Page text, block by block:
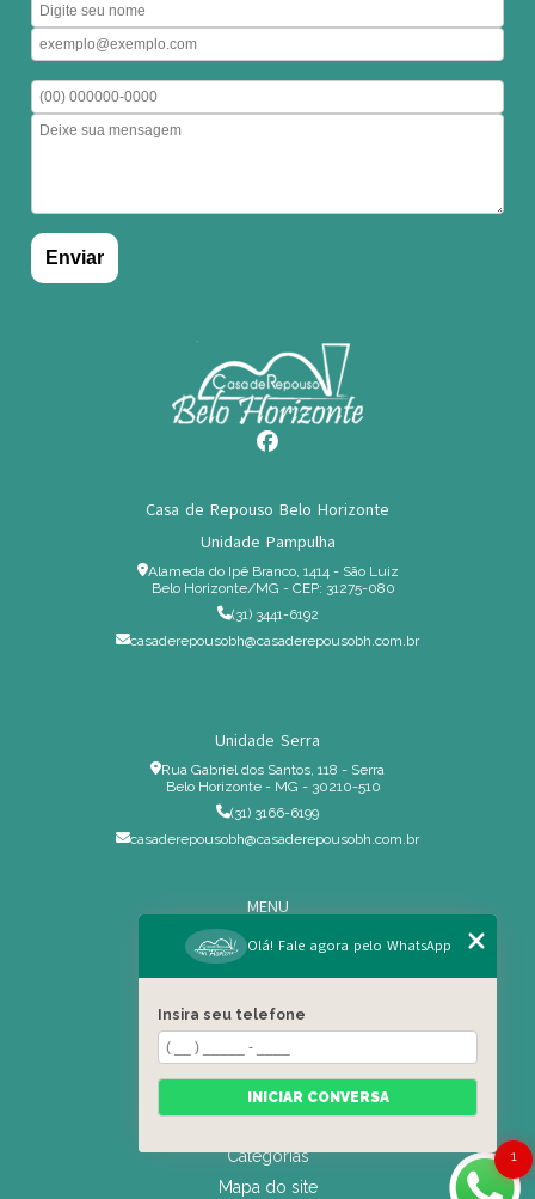
Casa de Repouso Belo Horizonte
Unidade Pampulha
Alameda do Ipê Branco, 1414 - São Luiz
Belo Horizonte/MG - CEP: 31275-080
(31) 3441-6192
casaderepousobh@casaderepousobh.com.br
Unidade Serra
Rua Gabriel dos Santos, 118 - Serra
Belo Horizonte - MG - 30210-510
(31) 3166-6199
casaderepousobh@casaderepousobh.com.br
MENU
Home
Institucional
Serviços Especiais
Blog
Residência
Categorias
Mapa do site
1
Olá! Fale agora pelo WhatsApp
Insira seu telefone
INICIAR CONVERSA